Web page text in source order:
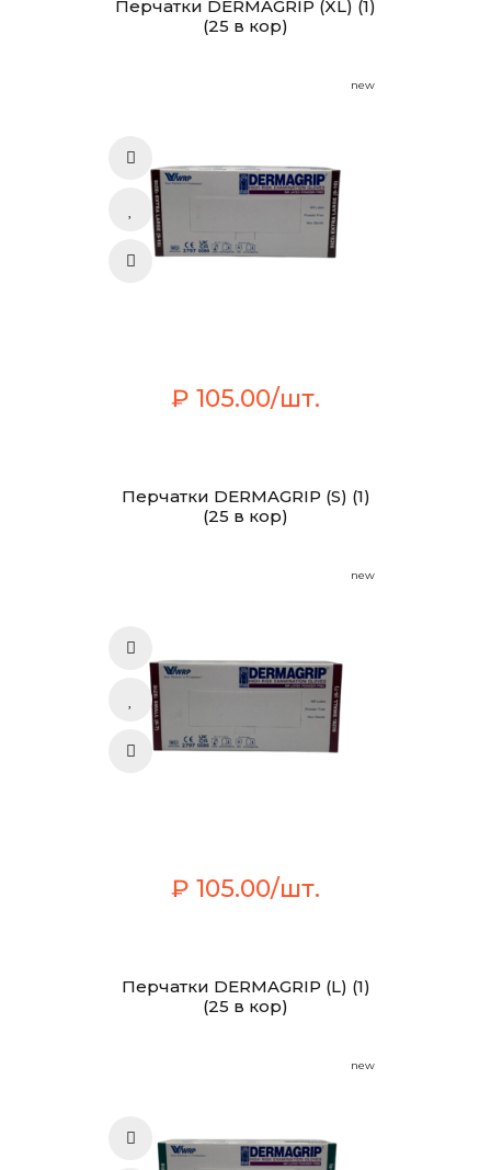
Перчатки DERMAGRIP (XL) (1)
(25 в кор)
new
₽ 105.00/шт.
Перчатки DERMAGRIP (S) (1)
(25 в кор)
new
₽ 105.00/шт.
Перчатки DERMAGRIP (L) (1)
(25 в кор)
new